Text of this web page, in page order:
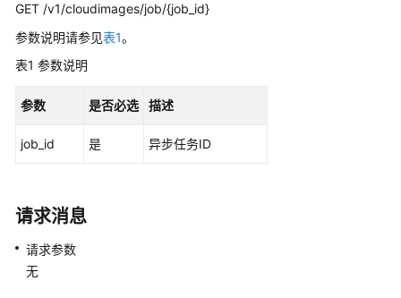
实
践
参
必
GET /v1/cloudimages/job/{job_id}
参数说明请参见表1。
表1 参数说明
参数 是否必选 描述
job_id 是 异步任务ID
请求消息
请求参数
无